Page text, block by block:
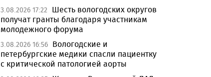
3.08.2026 17:22
Шесть вологодских округов
получат гранты благодаря участникам
молодежного форума
3.08.2026 16:56 Вологодские и
петербургские медики спасли пациентку
с критической патологией аорты